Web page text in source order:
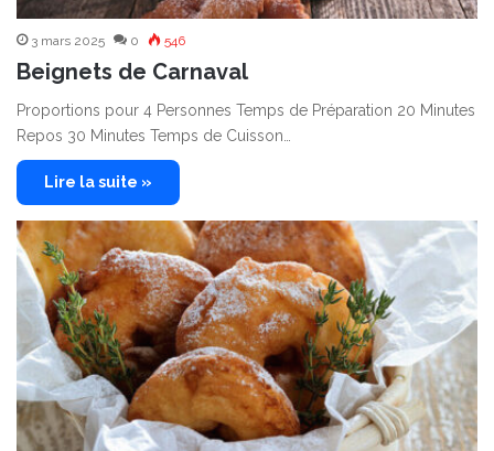
3 mars 2025 0 546
Beignets de Carnaval
Proportions pour 4 Personnes Temps de Préparation 20 Minutes
Repos 30 Minutes Temps de Cuisson…
Lire la suite »